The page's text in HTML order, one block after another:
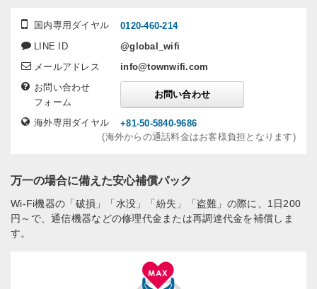
国内専用ダイヤル
0120-460-214
LINE ID
@global_wifi
メールアドレス
info@townwifi.com
お問い合わせ
フォーム
お問い合わせ
海外専用ダイヤル
+81-50-5840-9686
(海外からの通話料金はお客様負担となります)
万一の場合に備えた安心補償パック
Wi-Fi機器の「破損」「水没」「紛失」「盗難」の際に、1日200
円～で、通信機器などの修理代金または再調達代金を補償しま
す。